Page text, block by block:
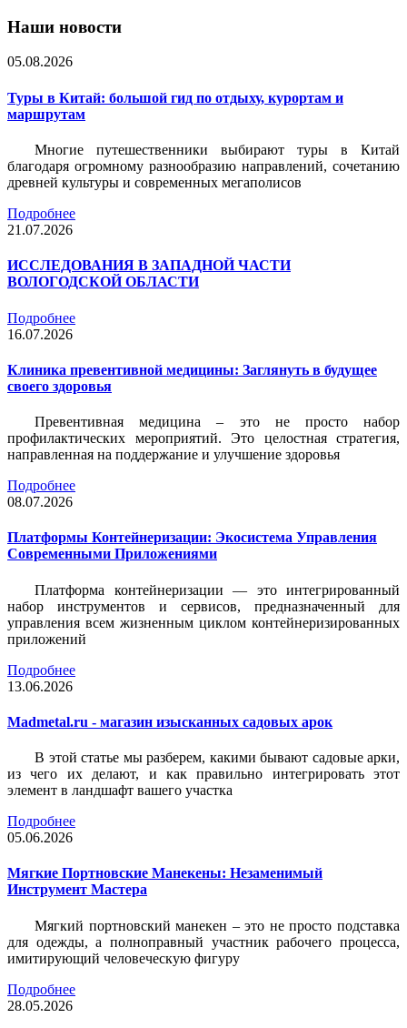
Наши новости
05.08.2026
Туры в Китай: большой гид по отдыху, курортам и
маршрутам
Многие путешественники выбирают туры в Китай
благодаря огромному разнообразию направлений, сочетанию
древней культуры и современных мегаполисов
Подробнее
21.07.2026
ИССЛЕДОВАНИЯ В ЗАПАДНОЙ ЧАСТИ
ВОЛОГОДСКОЙ ОБЛАСТИ
Подробнее
16.07.2026
Клиника превентивной медицины: Заглянуть в будущее
своего здоровья
Превентивная медицина – это не просто набор
профилактических мероприятий. Это целостная стратегия,
направленная на поддержание и улучшение здоровья
Подробнее
08.07.2026
Платформы Контейнеризации: Экосистема Управления
Современными Приложениями
Платформа контейнеризации — это интегрированный
набор инструментов и сервисов, предназначенный для
управления всем жизненным циклом контейнеризированных
приложений
Подробнее
13.06.2026
Madmetal.ru - магазин изысканных садовых арок
В этой статье мы разберем, какими бывают садовые арки,
из чего их делают, и как правильно интегрировать этот
элемент в ландшафт вашего участка
Подробнее
05.06.2026
Мягкие Портновские Манекены: Незаменимый
Инструмент Мастера
Мягкий портновский манекен – это не просто подставка
для одежды, а полноправный участник рабочего процесса,
имитирующий человеческую фигуру
Подробнее
28.05.2026